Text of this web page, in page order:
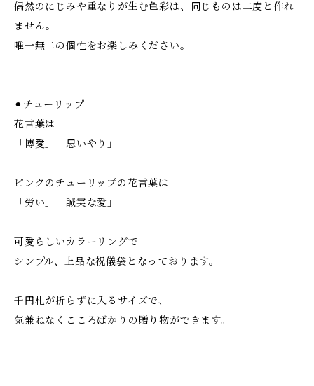
偶然のにじみや重なりが生む色彩は、同じものは二度と作れ
ません。
唯一無二の個性をお楽しみください。
⚫︎チューリップ
花言葉は
「博愛」「思いやり」
ピンクのチューリップの花言葉は
「労い」「誠実な愛」
可愛らしいカラーリングで
シンプル、上品な祝儀袋となっております。
千円札が折らずに入るサイズで、
気兼ねなくこころばかりの贈り物ができます。